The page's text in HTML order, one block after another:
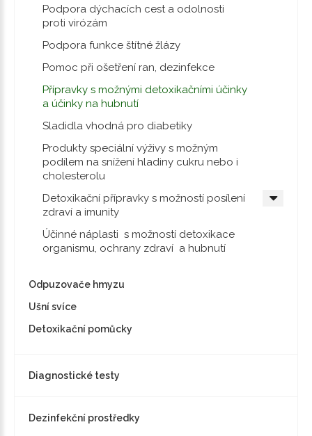
Podpora dýchacích cest a odolnosti
proti virózám
Podpora funkce štítné žlázy
Pomoc při ošetření ran, dezinfekce
Přípravky s možnými detoxikačními účinky
a účinky na hubnutí
Sladidla vhodná pro diabetiky
Produkty speciální výživy s možným
podílem na snížení hladiny cukru nebo i
cholesterolu
Detoxikační přípravky s možností posílení
zdraví a imunity
Účinné náplasti s možností detoxikace
organismu, ochrany zdraví a hubnutí
Odpuzovače hmyzu
Ušní svíce
Detoxikační pomůcky
Diagnostické testy
Dezinfekční prostředky